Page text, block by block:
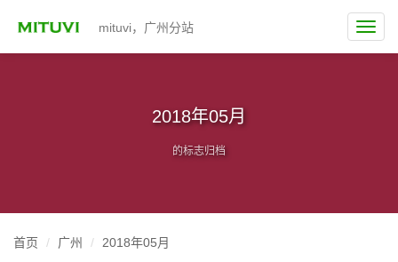
mituvi，广州分站
2018年05月
的标志归档
首页 广州 2018年05月